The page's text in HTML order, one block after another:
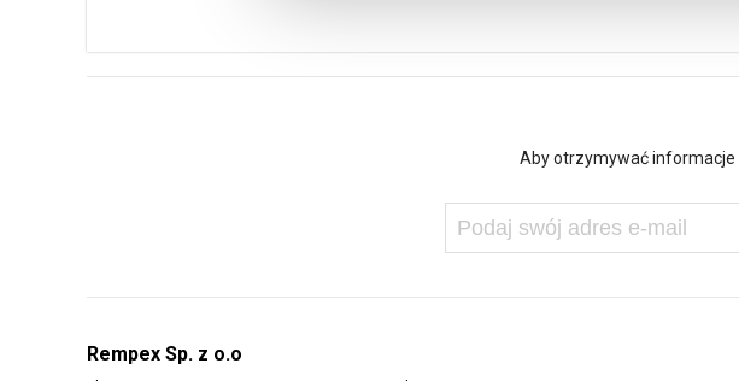
Aby otrzymywać informacje
Rempex Sp. z o.o